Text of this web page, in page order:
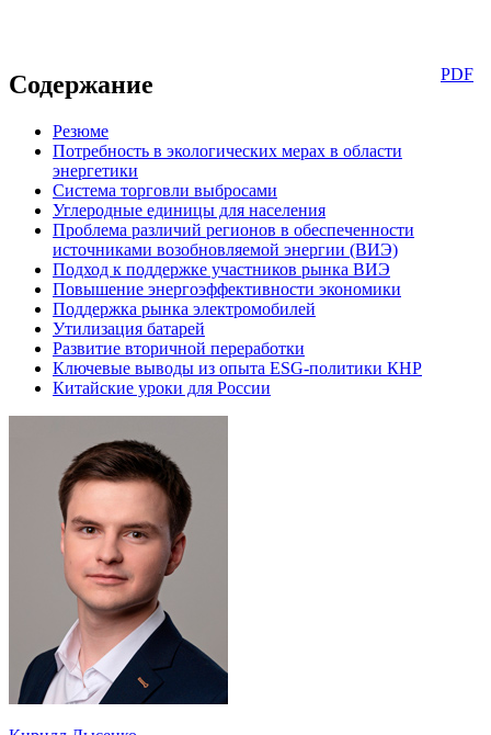
PDF
Содержание
Резюме
Потребность в экологических мерах в области
энергетики
Система торговли выбросами
Углеродные единицы для населения
Проблема различий регионов в обеспеченности
источниками возобновляемой энергии (ВИЭ)
Подход к поддержке участников рынка ВИЭ
Повышение энергоэффективности экономики
Поддержка рынка электромобилей
Утилизация батарей
Развитие вторичной переработки
Ключевые выводы из опыта ESG-политики КНР
Китайские уроки для России